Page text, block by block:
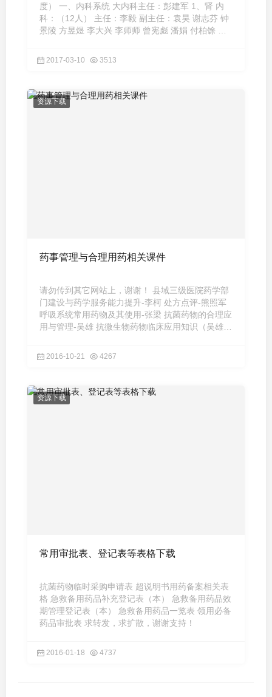
度） 一、内科系统 大内科主任：彭建军 1、肾 内
科：（12人） 主任：李毅 副主任：袁昊 谢志芬 钟
景陵 方昱煜 李大兴 李师师 曾宪彪 潘娟 付柏馀 李
2017-03-10 3513
资源下载
药事管理与合理用药相关课件
请勿传到其它网站上，谢谢！ 县域三级医院药学部
门建设与药学服务能力提升-李柯 处方点评-熊照军
呼吸系统常用药物及其使用-张梁 抗菌药物的合理应
用与管理-吴雄 抗微生物药物临床应用知识（吴雄）
2016-10-21 4267
资源下载
常用审批表、登记表等表格下载
抗菌药物临时采购申请表 超说明书用药备案相关表
格 急救备用药品补充登记表（本） 急救备用药品效
期管理登记表（本） 急救备用药品一览表 领用必备
药品审批表 求转发，求扩散，谢谢支持！
2016-01-18 4737